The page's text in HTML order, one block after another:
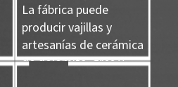
La fábrica puede
producir vajillas y
artesanías de cerámica
de dolomita, gres y